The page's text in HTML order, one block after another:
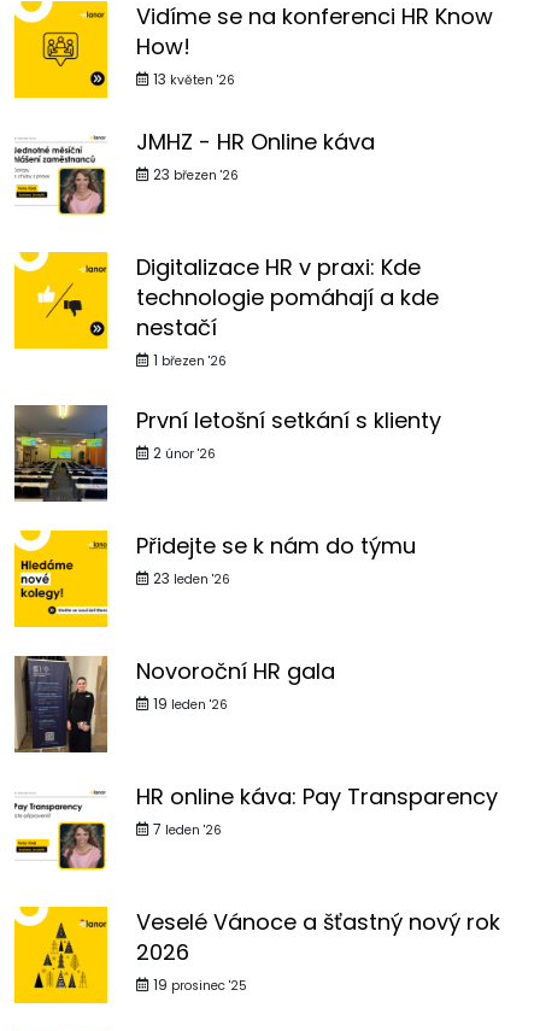
Vidíme se na konferenci HR Know
How!
13 květen '26
JMHZ - HR Online káva
23 březen '26
Digitalizace HR v praxi: Kde
technologie pomáhají a kde
nestačí
1 březen '26
První letošní setkání s klienty
2 únor '26
Přidejte se k nám do týmu
23 leden '26
Novoroční HR gala
19 leden '26
HR online káva: Pay Transparency
7 leden '26
Veselé Vánoce a šťastný nový rok
2026
19 prosinec '25